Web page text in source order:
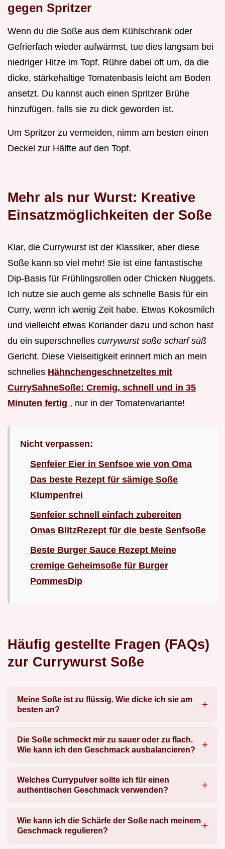
gegen Spritzer
Wenn du die Soße aus dem Kühlschrank oder
Gefrierfach wieder aufwärmst, tue dies langsam bei
niedriger Hitze im Topf. Rühre dabei oft um, da die
dicke, stärkehaltige Tomatenbasis leicht am Boden
ansetzt. Du kannst auch einen Spritzer Brühe
hinzufügen, falls sie zu dick geworden ist.
Um Spritzer zu vermeiden, nimm am besten einen
Deckel zur Hälfte auf den Topf.
Mehr als nur Wurst: Kreative
Einsatzmöglichkeiten der Soße
Klar, die Currywurst ist der Klassiker, aber diese
Soße kann so viel mehr! Sie ist eine fantastische
Dip-Basis für Frühlingsrollen oder Chicken Nuggets.
Ich nutze sie auch gerne als schnelle Basis für ein
Curry, wenn ich wenig Zeit habe. Etwas Kokosmilch
und vielleicht etwas Koriander dazu und schon hast
du ein superschnelles currywurst soße scharf süß
Gericht. Diese Vielseitigkeit erinnert mich an mein
schnelles Hähnchengeschnetzeltes mit
CurrySahneSoße: Cremig, schnell und in 35
Minuten fertig , nur in der Tomatenvariante!
Nicht verpassen:
Senfeier Eier in Senfsoe wie von Oma
Das beste Rezept für sämige Soße
Klumpenfrei
Senfeier schnell einfach zubereiten
Omas BlitzRezept für die beste Senfsoße
Beste Burger Sauce Rezept Meine
cremige Geheimsoße für Burger
PommesDip
Häufig gestellte Fragen (FAQs)
zur Currywurst Soße
Meine Soße ist zu flüssig. Wie dicke ich sie am
besten an?
Die Soße schmeckt mir zu sauer oder zu flach.
Wie kann ich den Geschmack ausbalancieren?
Welches Currypulver sollte ich für einen
authentischen Geschmack verwenden?
Wie kann ich die Schärfe der Soße nach meinem
Geschmack regulieren?